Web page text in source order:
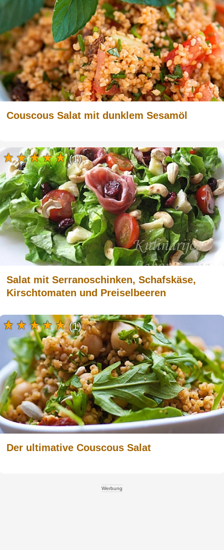
Couscous Salat mit dunklem Sesamöl
Salat mit Serranoschinken, Schafskäse,
Kirschtomaten und Preiselbeeren
(1)
Der ultimative Couscous Salat
(1)
Werbung